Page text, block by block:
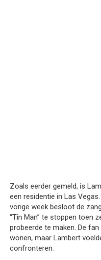
Zoals eerder gemeld, is
een residentie in Las
vorige week besloot de
“Tin Man” te stoppen toen
probeerde te maken. De
wonen, maar Lambert
confronteren.